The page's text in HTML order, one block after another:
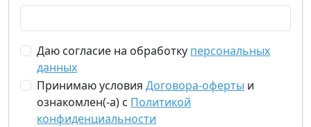
Даю согласие на обработку персональных
данных
Принимаю условия Договора-оферты и
ознакомлен(-а) с Политикой
конфиденциальности